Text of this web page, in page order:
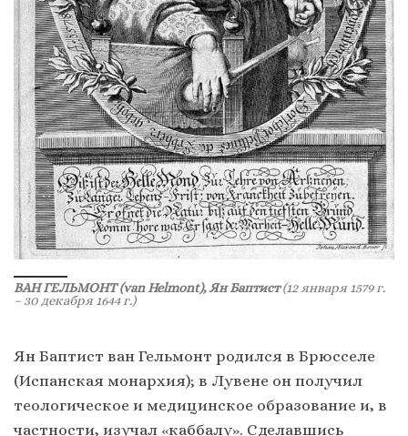
ВАН ГЕЛЬМОНТ (van Helmont), Ян Баптист(12 января 1579 г.
– 30 декабря 1644 г.)
Ян Баптист ван Гельмонт родился в Брюсселе
(Испанская монархия); в Лувене он получил
теологическое и медицинское образование и, в
частности, изучал «каббалу». Сделавшись